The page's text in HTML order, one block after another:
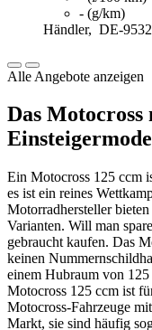
- (g/km)
Händler, DE-
Alle Angebote anzeigen
Das Motocross
Ein Motocross 125 ccm
es ist ein reines
Motorradhersteller
Varianten. Will man
gebraucht kaufen. Das
keinen
einem Hubraum von
Motocross 125 ccm ist
Motocross-Fahrzeuge
Markt, sie sind häufig